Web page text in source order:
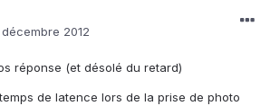
décembre 2012
réponse (et désolé du retard)
de latence lors de la prise de photo